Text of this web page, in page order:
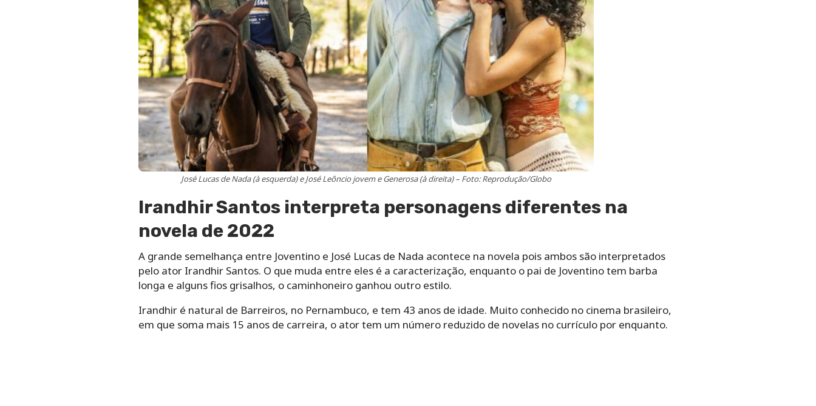
José Lucas de Nada (à esquerda) e José Leôncio jovem e Generosa (à direita) – Foto: Reprodução/Globo
Irandhir Santos interpreta personagens diferentes na
novela de 2022
A grande semelhança entre Joventino e José Lucas de Nada acontece na novela pois ambos são interpretados
pelo ator Irandhir Santos. O que muda entre eles é a caracterização, enquanto o pai de Joventino tem barba
longa e alguns fios grisalhos, o caminhoneiro ganhou outro estilo.
Irandhir é natural de Barreiros, no Pernambuco, e tem 43 anos de idade. Muito conhecido no cinema brasileiro,
em que soma mais 15 anos de carreira, o ator tem um número reduzido de novelas no currículo por enquanto.